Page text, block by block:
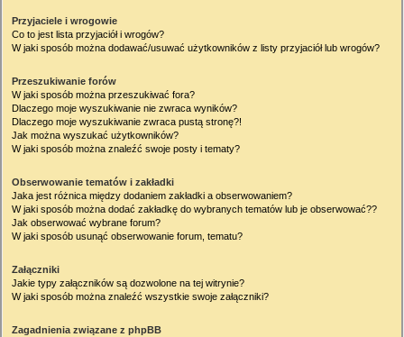
Przyjaciele i wrogowie
Co to jest lista przyjaciół i wrogów?
W jaki sposób można dodawać/usuwać użytkowników z listy przyjaciół lub wrogów?
Przeszukiwanie forów
W jaki sposób można przeszukiwać fora?
Dlaczego moje wyszukiwanie nie zwraca wyników?
Dlaczego moje wyszukiwanie zwraca pustą stronę?!
Jak można wyszukać użytkowników?
W jaki sposób można znaleźć swoje posty i tematy?
Obserwowanie tematów i zakładki
Jaka jest różnica między dodaniem zakładki a obserwowaniem?
W jaki sposób można dodać zakładkę do wybranych tematów lub je obserwować??
Jak obserwować wybrane forum?
W jaki sposób usunąć obserwowanie forum, tematu?
Załączniki
Jakie typy załączników są dozwolone na tej witrynie?
W jaki sposób można znaleźć wszystkie swoje załączniki?
Zagadnienia związane z phpBB